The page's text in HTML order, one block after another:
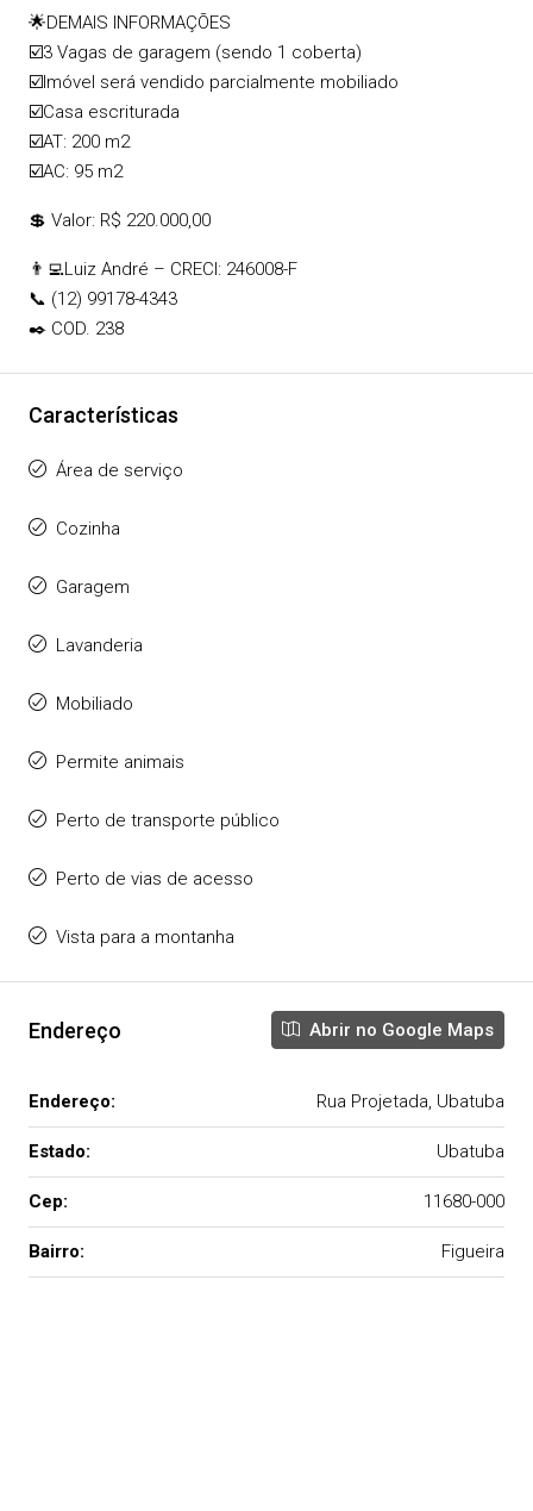
🌟DEMAIS INFORMAÇÕES
☑️3 Vagas de garagem (sendo 1 coberta)
☑️Imóvel será vendido parcialmente mobiliado
☑️Casa escriturada
☑️AT: 200 m2
☑️AC: 95 m2
💲 Valor: R$ 220.000,00
👨‍💻Luiz André – CRECI: 246008-F
📞 (12) 99178-4343
✒️ COD. 238
Características
Área de serviço
Cozinha
Garagem
Lavanderia
Mobiliado
Permite animais
Perto de transporte público
Perto de vias de acesso
Vista para a montanha
Endereço Abrir no Google Maps
Endereço: Rua Projetada, Ubatuba
Estado: Ubatuba
Cep: 11680-000
Bairro: Figueira